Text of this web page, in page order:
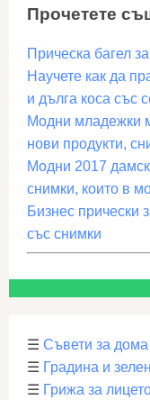
Прочетете
Прическа багел
Научете как да
и дълга коса със
Модни младежки
нови продукти,
Модни 2017
снимки, които в
Бизнес прически
със снимки
☰ Съвети за дома
☰ Градина и
☰ Грижа за